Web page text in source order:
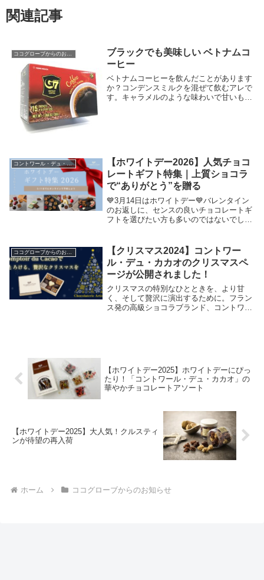
関連記事
ココグローブからのお知らせ
ブラックでも美味しい ベトナムコ
ーヒー
ベトナムコーヒーを飲んだことがあります
か？コンデンスミルクを混ぜて飲むアレで
す。キャラメルのような味わいで甘いもの
コントワール・デュ・カカオ
【ホワイトデー2026】人気チョコ
レートギフト特集｜上質ショコラ
で“ありがとう”を贈る
💙3月14日はホワイトデー💙バレンタイン
のお返しに、センスの良いチョコレートギ
フトを選びたい方も多いのではないでしょ
のチョコレート。その中でも特に...
ココグローブからのお知らせ
【クリスマス2024】コントワー
ル・デュ・カカオのクリスマスペ
ージが公開されました！
クリスマスの特別なひとときを、より甘
く、そして贅沢に演出するために。フラン
ス発の高級ショコラブランド、コントワー
【ホワイトデー2025】ホワイトデーにぴっ
たり！「コントワール・デュ・カカオ」の
華やかチョコレートアソート
【ホワイトデー2025】大人気！クルスティ
ンが待望の再入荷
ホーム ココグローブからのお知らせ